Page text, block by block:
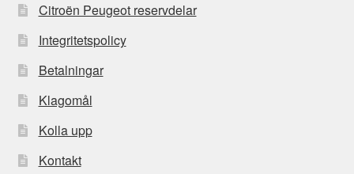
Citroën Peugeot reservdelar
Integritetspolicy
Betalningar
Klagomål
Kolla upp
Kontakt